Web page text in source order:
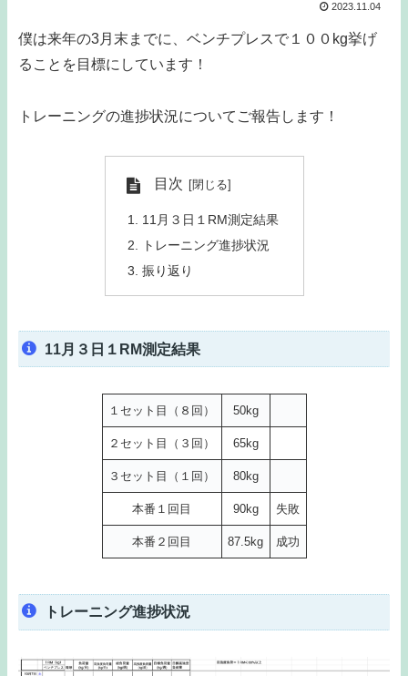
2023.11.04
僕は来年の3月末までに、ベンチプレスで１００kg挙げ
ることを目標にしています！
トレーニングの進捗状況についてご報告します！
目次
11月３日１RM測定結果
トレーニング進捗状況
振り返り
11月３日１RM測定結果
１セット目（８回） 50kg
２セット目（３回） 65kg
３セット目（１回） 80kg
本番１回目 90kg 失敗
本番２回目 87.5kg 成功
トレーニング進捗状況